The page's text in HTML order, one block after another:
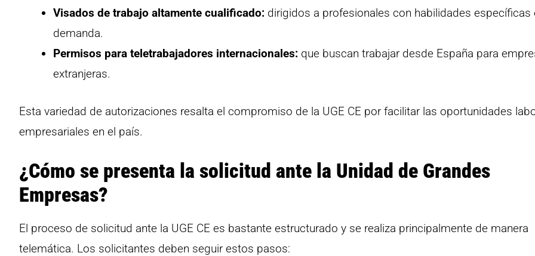
Visados de trabajo altamente cualificado: dirigidos a profesionales con habilidades específicas
demanda.
Permisos para teletrabajadores internacionales: que buscan trabajar desde España para
extranjeras.
Esta variedad de autorizaciones resalta el compromiso de la UGE CE por facilitar las oportunidades
empresariales en el país.
¿Cómo se presenta la solicitud ante la Unidad de Grandes
Empresas?
El proceso de solicitud ante la UGE CE es bastante estructurado y se realiza principalmente de manera
telemática. Los solicitantes deben seguir estos pasos: